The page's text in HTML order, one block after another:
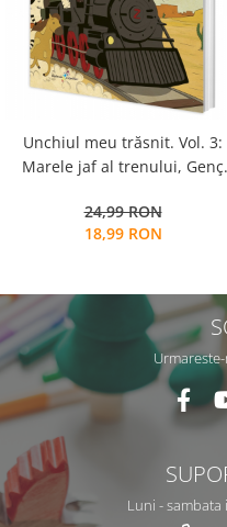
Unchiul meu trăsnit. Vol. 3:
Marele jaf al trenului, Genç
24,99 RON
18,99 RON
Luni - sambata